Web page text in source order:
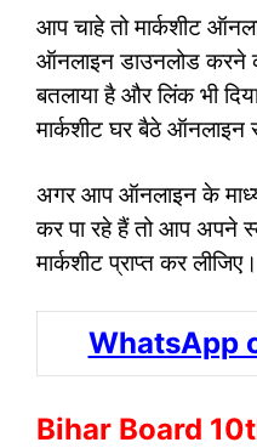
आप चाहे तो मार्कशीट
ऑनलाइन डाउनलोड करने
बतलाया है और लिंक भी
मार्कशीट घर बैठे
अगर आप ऑनलाइन के
कर पा रहे हैं तो आप अपने
मार्कशीट प्राप्त कर लीजिए।
WhatsApp
Bihar Board